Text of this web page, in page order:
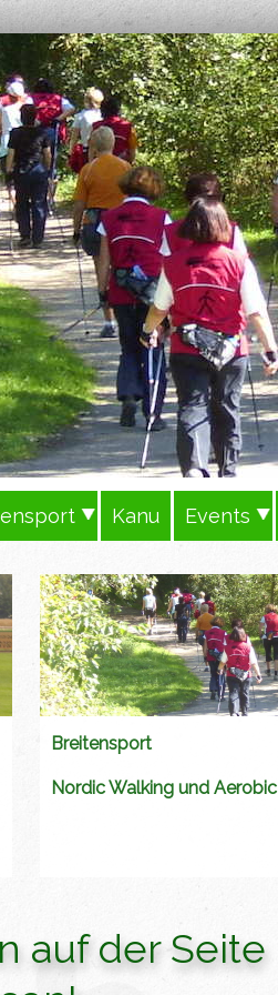
Kanu Events
Breitensport
Nordic Walking und Aerobic
auf der Seite